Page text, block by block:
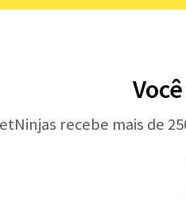
recebe mais de